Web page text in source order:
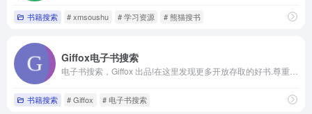
书籍搜索 # xmsoushu # 学习资源 # 熊猫搜书
Giffox电子书搜索
书籍搜索 # Giffox # 电子书搜索